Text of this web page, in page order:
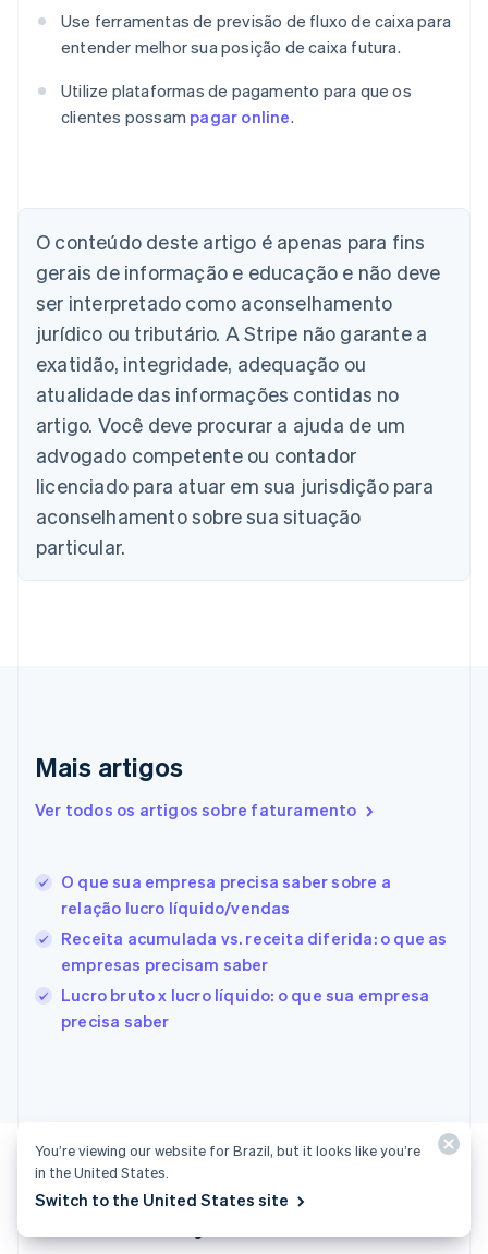
Use ferramentas de previsão de fluxo de caixa para
entender melhor sua posição de caixa futura.
Utilize plataformas de pagamento para que os
clientes possam pagar online.
O conteúdo deste artigo é apenas para fins
gerais de informação e educação e não deve
ser interpretado como aconselhamento
jurídico ou tributário. A Stripe não garante a
exatidão, integridade, adequação ou
atualidade das informações contidas no
artigo. Você deve procurar a ajuda de um
advogado competente ou contador
licenciado para atuar em sua jurisdição para
aconselhamento sobre sua situação
particular.
Mais artigos
Ver todos os artigos sobre faturamento
O que sua empresa precisa saber sobre a
relação lucro líquido/vendas
Receita acumulada vs. receita diferida: o que as
empresas precisam saber
Lucro bruto x lucro líquido: o que sua empresa
precisa saber
Austrália
English
Áustria
DeutschEnglish
Bélgica
Brasil
PortuguêsEnglish
Bulgária
Canadá
EnglishFrançais
China continental
简体中文English
Chipre
English
Croácia
EnglishItaliano
EnglishItaliano
Español English
Estônia
English
Finlândia
EnglishSvenska
França
Gibraltar
English
English
Irlanda
English
Itália
You’re viewing our website for Brazil, but it looks like you’re
in the United States.
Switch to the United States site